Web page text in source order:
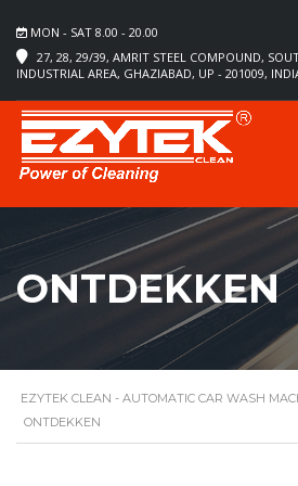
MON - SAT 8.00 - 20.00
27, 28, 29/39, AMRIT STEEL COMPOUND,
INDUSTRIAL AREA, GHAZIABAD, UP - 201009,
ONTDEKKEN
EZYTEK CLEAN - AUTOMATIC CAR WASH
ONTDEKKEN